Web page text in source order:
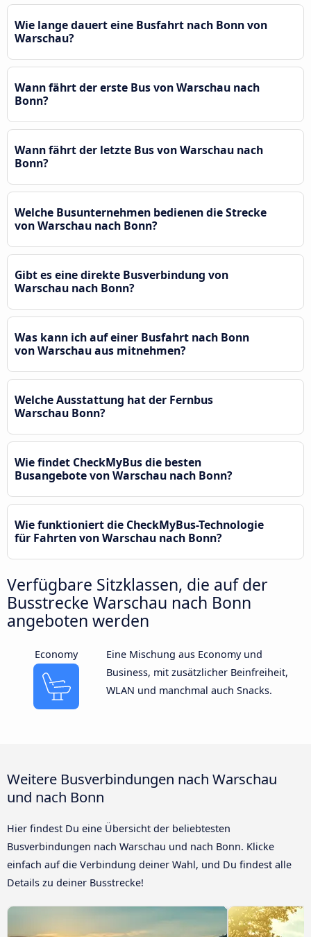
Wie lange dauert eine Busfahrt nach Bonn von
Warschau?
Wann fährt der erste Bus von Warschau nach
Bonn?
Wann fährt der letzte Bus von Warschau nach
Bonn?
Welche Busunternehmen bedienen die Strecke
von Warschau nach Bonn?
Gibt es eine direkte Busverbindung von
Warschau nach Bonn?
Was kann ich auf einer Busfahrt nach Bonn
von Warschau aus mitnehmen?
Welche Ausstattung hat der Fernbus
Warschau Bonn?
Wie findet CheckMyBus die besten
Busangebote von Warschau nach Bonn?
Wie funktioniert die CheckMyBus-Technologie
für Fahrten von Warschau nach Bonn?
Verfügbare Sitzklassen, die auf der
Busstrecke Warschau nach Bonn
angeboten werden
Economy
Eine Mischung aus Economy und
Business, mit zusätzlicher Beinfreiheit,
WLAN und manchmal auch Snacks.
Weitere Busverbindungen nach Warschau
und nach Bonn
Hier findest Du eine Übersicht der beliebtesten
Busverbindungen nach Warschau und nach Bonn. Klicke
einfach auf die Verbindung deiner Wahl, und Du findest alle
Details zu deiner Busstrecke!